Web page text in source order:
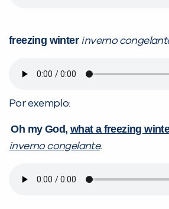
freezing winter inverno
Por exemplo:
Oh my God, what a freezing
inverno congelante.